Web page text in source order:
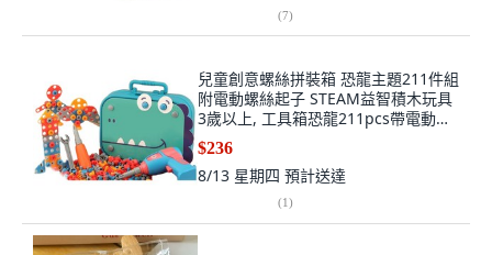
(7)
兒童創意螺絲拼裝箱 恐龍主題211件組
附電動螺絲起子 STEAM益智積木玩具
3歲以上, 工具箱恐龍211pcs帶電動螺
絲起子
$236
8/13 星期四 預計送達
(1)